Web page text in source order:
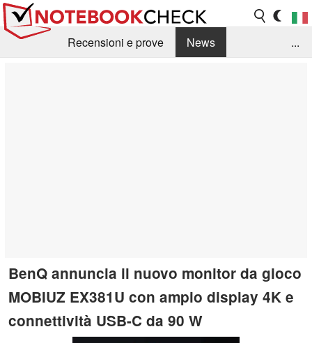
Recensioni e prove
News
...
BenQ annuncia il nuovo monitor da gioco
MOBIUZ EX381U con ampio display 4K e
connettività USB-C da 90 W